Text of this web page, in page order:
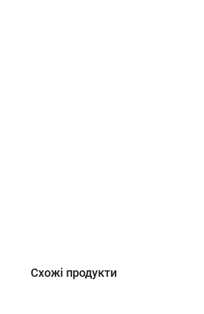
Схожі продукти